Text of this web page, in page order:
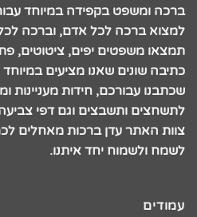
ברכה ומשפט בקפידה במיוחד
למצוא ברכה לכל אדם, וברכה לכל
תמצאו משפטים יפים, ציטוטים,
כתיבה שונים שאנו מציעים
שכתבנו עבורכם, חידות מעניינות
לתשחצים ותשבצים וגם דפי
צוות האתר עדן ברכות מאחלים
לשמח ולשמוח יחד איתנו.
עמודים